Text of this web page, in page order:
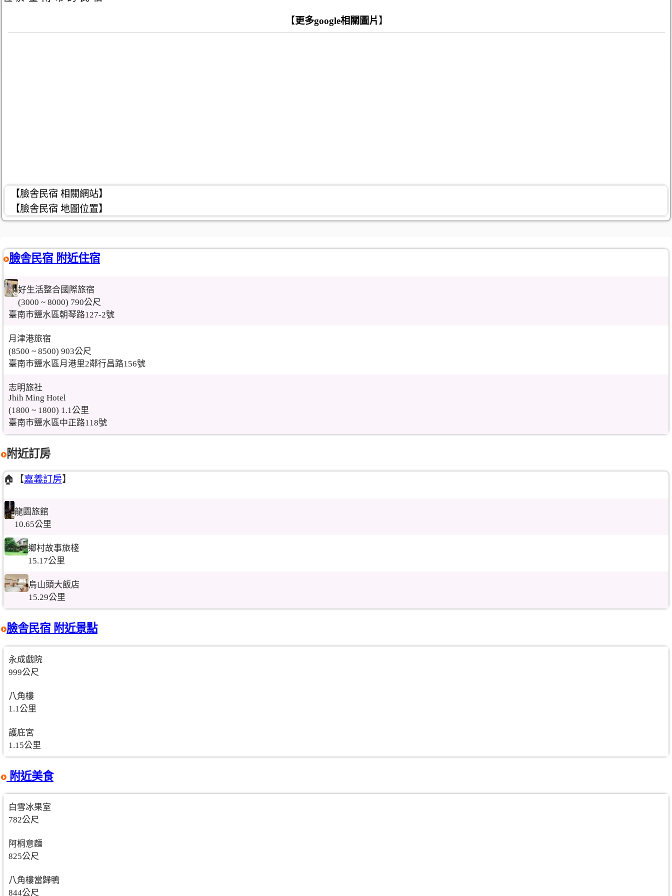
【更多google相關圖片 】
【臉舎民宿 相關網站】
【臉舎民宿 地圖位置】
臉舎民宿 附近住宿
好生活整合國際旅宿
(3000 ~ 8000) 790公尺
臺南市鹽水區朝琴路127-2號
月津港旅宿
(8500 ~ 8500) 903公尺
臺南市鹽水區月港里2鄰行昌路156號
志明旅社
Jhih Ming Hotel
(1800 ~ 1800) 1.1公里
臺南市鹽水區中正路118號
附近訂房
🏠【嘉義訂房】
龍園旅館
10.65公里
鄉村故事旅棧
15.17公里
烏山頭大飯店
15.29公里
臉舎民宿 附近景點
永成戲院
999公尺
八角樓
1.1公里
護庇宮
1.15公里
附近美食
白雪冰果室
782公尺
阿桐意麵
825公尺
八角樓當歸鴨
844公尺